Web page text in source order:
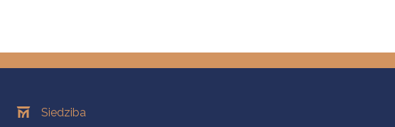
OddziałySiedziba